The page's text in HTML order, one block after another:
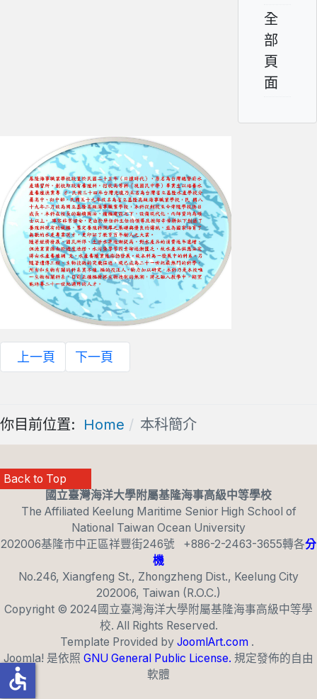
全
部
頁
面
上一頁 下一頁
你目前位置: Home 本科簡介
Back to Top
國立臺灣海洋大學附屬基隆海事高級中等學校
The Affiliated Keelung Maritime Senior High School of
National Taiwan Ocean University
202006基隆市中正區祥豐街246號 +886-2-2463-3655轉各分
機
No.246, Xiangfeng St., Zhongzheng Dist., Keelung City
202006, Taiwan (R.O.C.)
Copyright © 2024國立臺灣海洋大學附屬基隆海事高級中等學
校. All Rights Reserved.
Template Provided by JoomlArt.com .
Joomla! 是依照 GNU General Public License. 規定發佈的自由
軟體
T4_BACK_TO_TOP
accessible